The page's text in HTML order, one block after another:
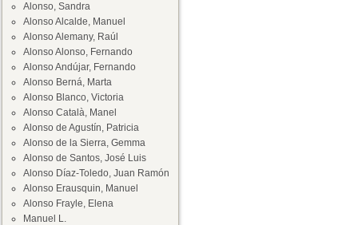
Alonso, Sandra
Alonso Alcalde, Manuel
Alonso Alemany, Raúl
Alonso Alonso, Fernando
Alonso Andújar, Fernando
Alonso Berná, Marta
Alonso Blanco, Victoria
Alonso Català, Manel
Alonso de Agustín, Patricia
Alonso de la Sierra, Gemma
Alonso de Santos, José Luis
Alonso Díaz-Toledo, Juan Ramón
Alonso Erausquin, Manuel
Alonso Frayle, Elena
Manuel L.